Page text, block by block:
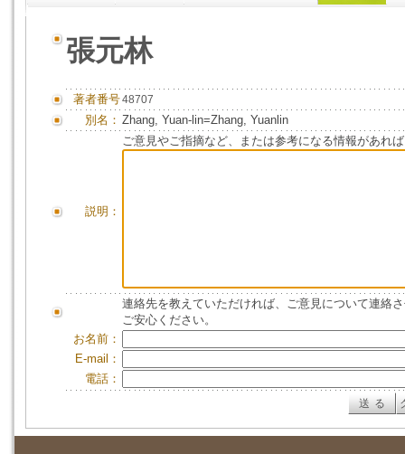
張元林
著者番号48707
別名： Zhang, Yuan-lin=Zhang, Yuanlin
説明：
ご意見やご指摘など、または参考になる情報があれ
連絡先を教えていただければ、ご意見について連絡
ご安心ください。
お名前：
E-mail：
電話：